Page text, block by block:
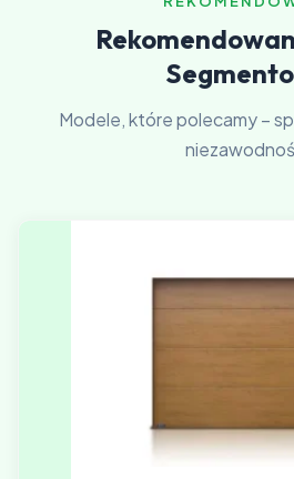
Modele, które polecamy –